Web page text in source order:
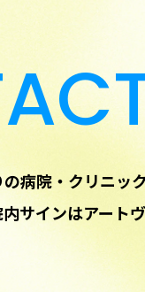
病院・クリニッ
サインはアート